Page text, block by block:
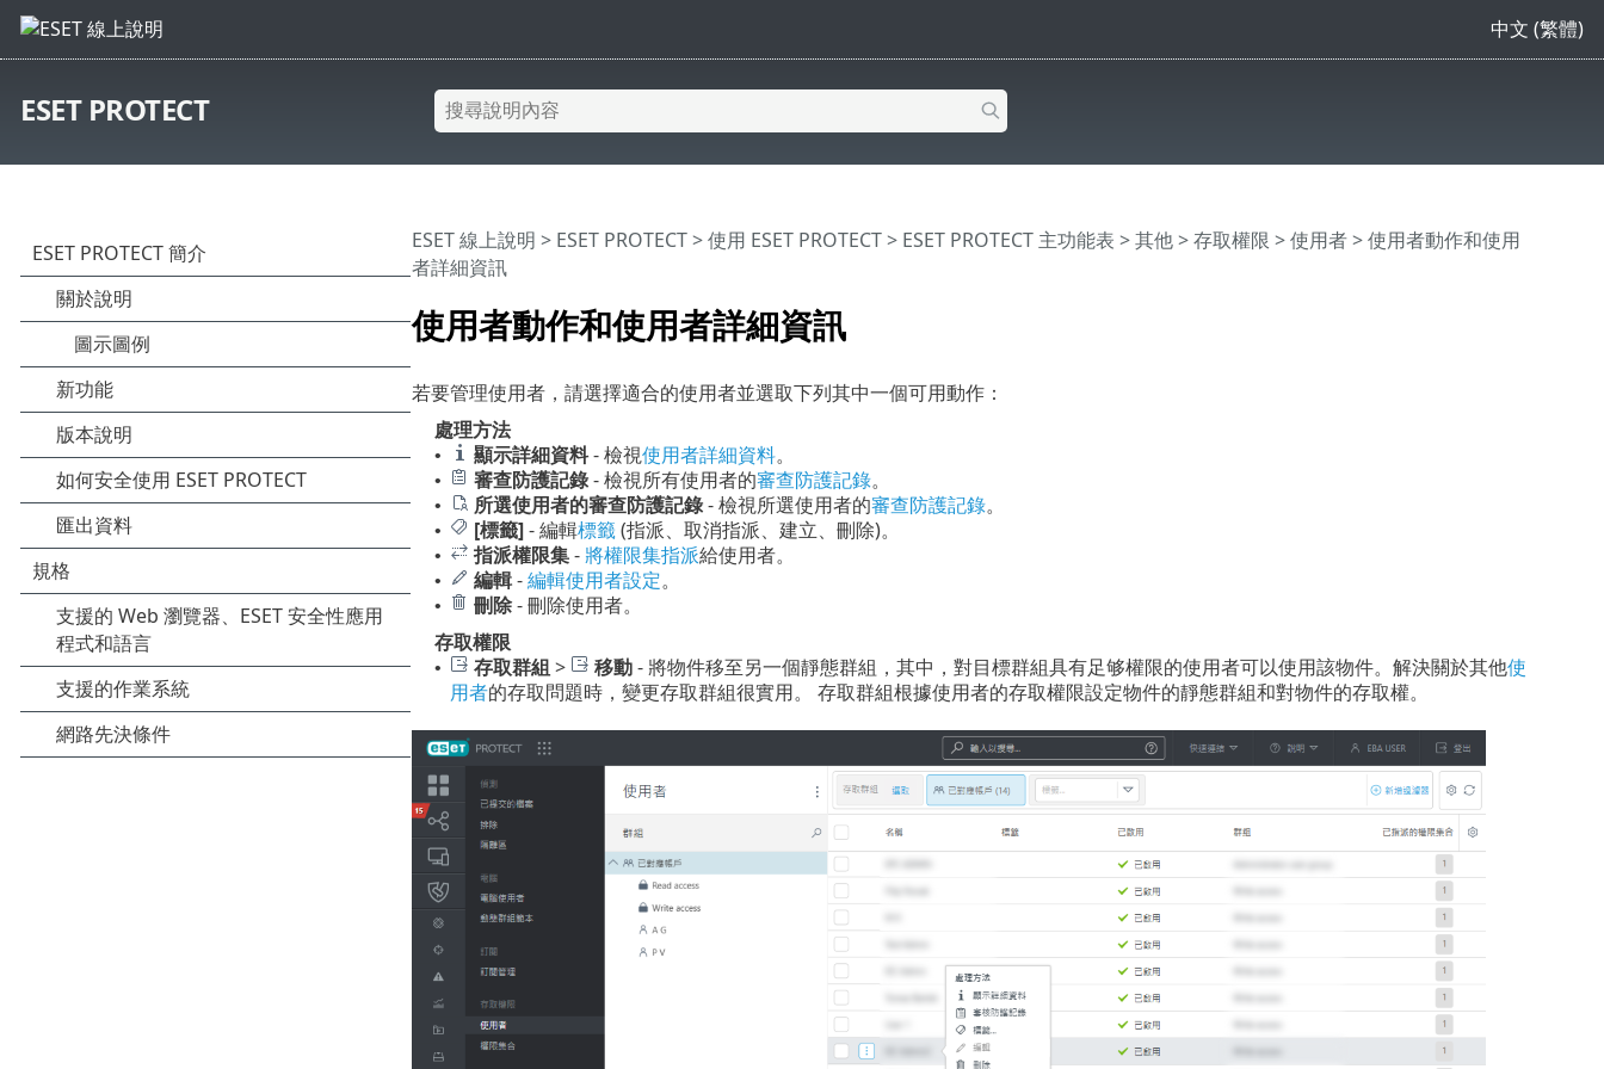
中文 (繁體)
ESET PROTECT
使用者動作和使用者詳細資訊
ESET 線上說明 > ESET PROTECT>使用 ESET PROTECT> ESET PROTECT 主功能表 >其他>存取權限 >使用者> 使用者動作和使用
者詳細資訊
若要管理使用者，請選擇適合的使用者並選取下列其中一個可用動作：
處理方法
• 顯示詳細資料- 檢視使用者詳細資料。
• 審查防護記錄- 檢視所有使用者的審查防護記錄。
• 所選使用者的審查防護記錄- 檢視所選使用者的審查防護記錄。
• [標籤]-編輯標籤(指派、取消指派、建立、刪除)。
• 指派權限集- 將權限集指派給使用者。
• 編輯-編輯使用者設定。
• 刪除- 刪除使用者。
存取權限
• 存取群組 > 移動- 將物件移至另一個靜態群組，其中，對目標群組具有足够權限的使用者可以使用該物件。解決關於其他使
用者的存取問題時，變更存取群組很實用。 存取群組根據使用者的存取權限設定物件的靜態群組和對物件的存取權。